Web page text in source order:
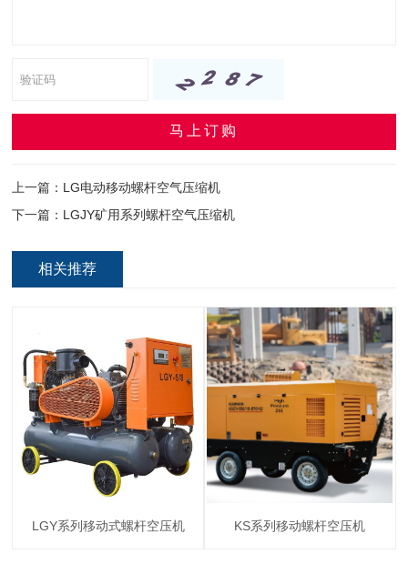
马上订购
上一篇： LG电动移动螺杆空气压缩机
下一篇： LGJY矿用系列螺杆空气压缩机
相关推荐
LGY系列移动式螺杆空压机 KS系列移动螺杆空压机